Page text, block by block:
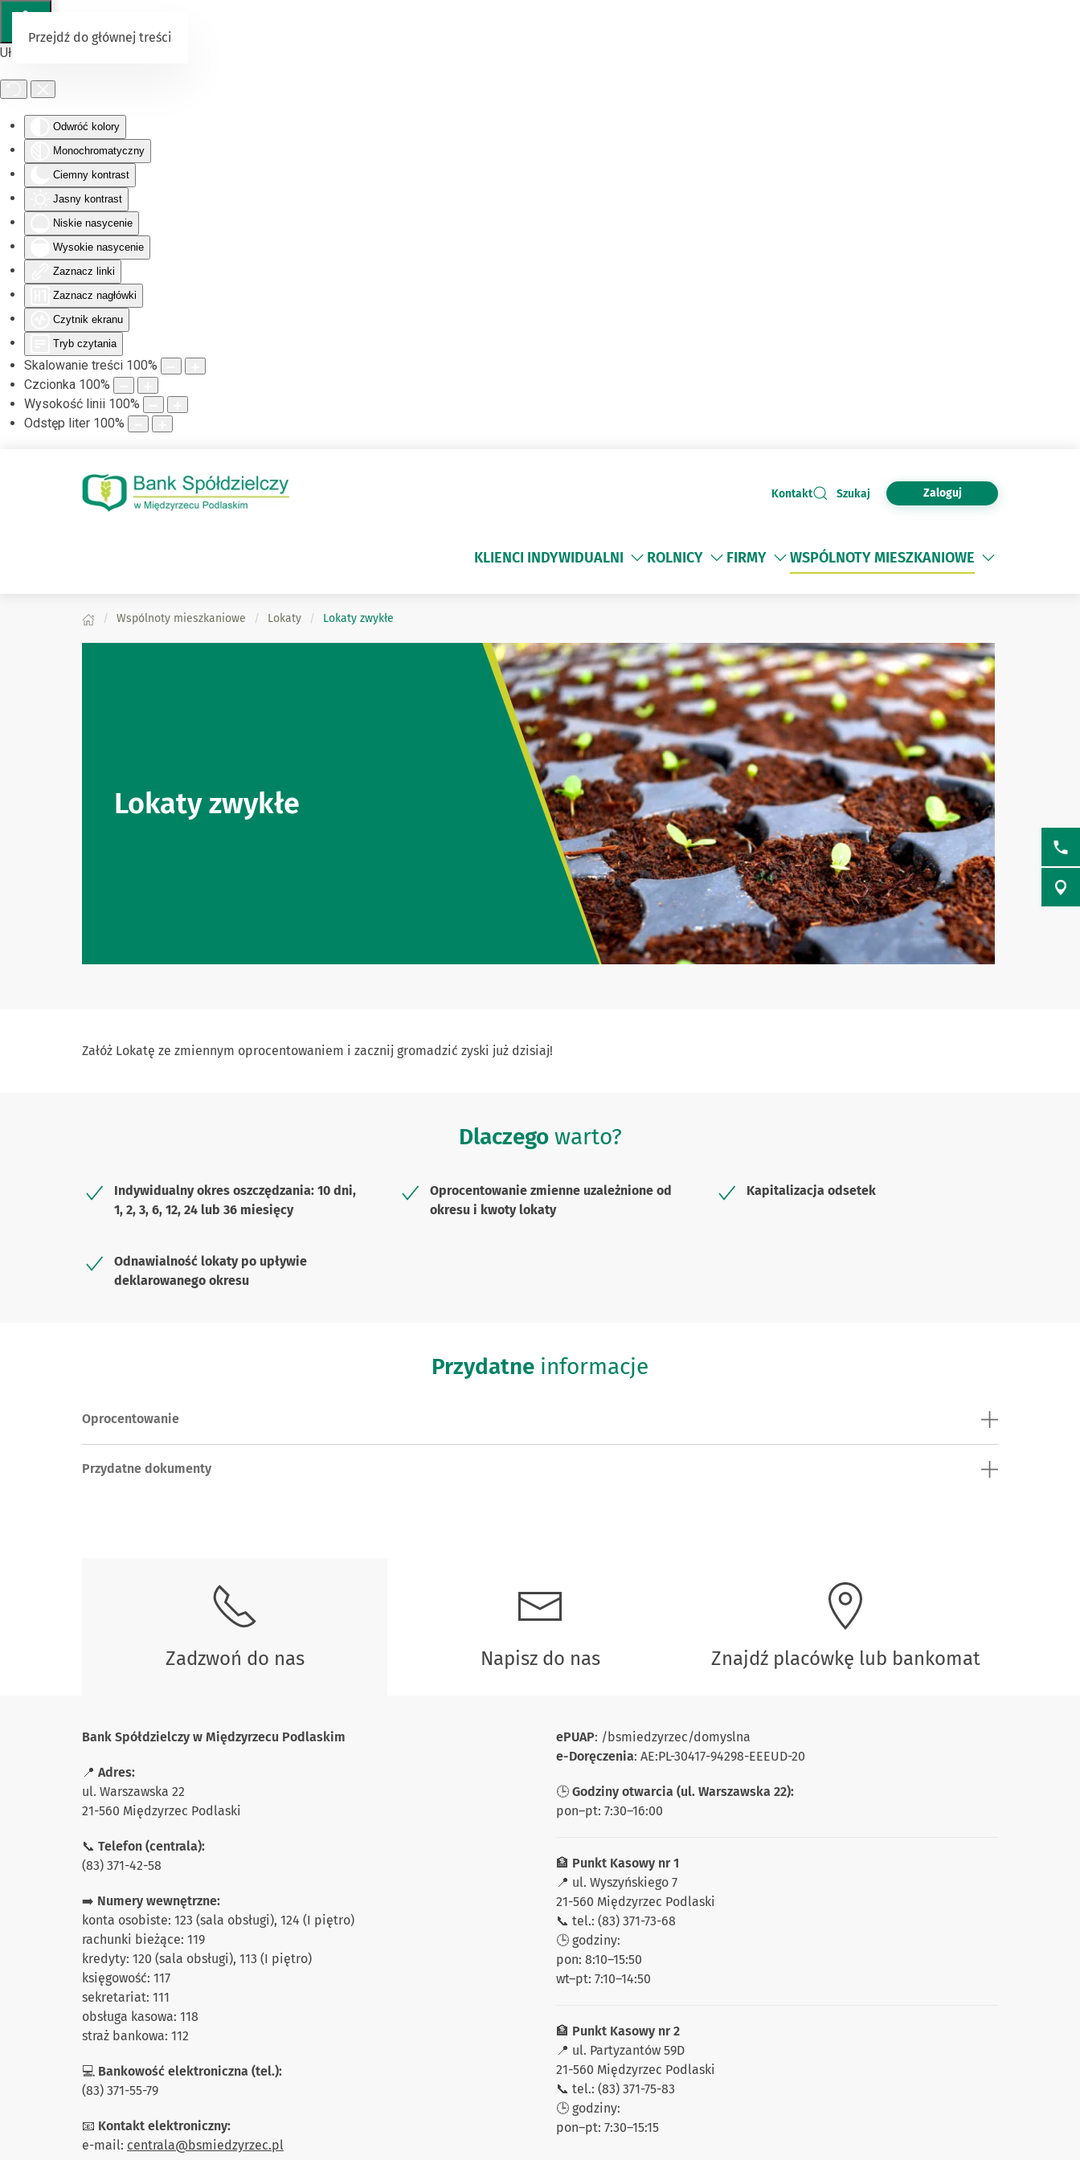
Ułatwienia dostępu
Odwróć kolory
Monochromatyczny
Ciemny kontrast
Jasny kontrast
Niskie nasycenie
Wysokie nasycenie
Zaznacz linki
Zaznacz nagłówki
Czytnik ekranu
Tryb czytania
Skalowanie treści 100%
Czcionka 100%
Wysokość linii 100%
Odstęp liter 100%
Przejdź do głównej treści
Kontakt Szukaj Zaloguj
KLIENCI INDYWIDUALNI ROLNICY FIRMY WSPÓLNOTY MIESZKANIOWE
Wspólnoty mieszkaniowe Lokaty Lokaty zwykłe
Lokaty zwykłe
Załóż Lokatę ze zmiennym oprocentowaniem i zacznij gromadzić zyski już dzisiaj!
Dlaczegowarto?
Indywidualny okres oszczędzania: 10 dni,
1, 2, 3, 6, 12, 24 lub 36 miesięcy
Oprocentowanie zmienne uzależnione od
okresu i kwoty lokaty
Kapitalizacja odsetek
Odnawialność lokaty po upływie
deklarowanego okresu
Przydatne informacje
Oprocentowanie
Przydatne dokumenty
Zadzwoń do nas Napisz do nas Znajdź placówkę lub bankomat
Bank Spółdzielczy w Międzyrzecu Podlaskim
📍 Adres:
ul. Warszawska 22
21-560 Międzyrzec Podlaski
📞 Telefon (centrala):
(83) 371-42-58
➡️ Numery wewnętrzne:
konta osobiste: 123 (sala obsługi), 124 (I piętro)
rachunki bieżące: 119
kredyty: 120 (sala obsługi), 113 (I piętro)
księgowość: 117
sekretariat: 111
obsługa kasowa: 118
straż bankowa: 112
💻 Bankowość elektroniczna (tel.):
(83) 371-55-79
📧 Kontakt elektroniczny:
e-mail: centrala@bsmiedzyrzec.pl
ePUAP: /bsmiedzyrzec/domyslna
e-Doręczenia: AE:PL-30417-94298-EEEUD-20
🕒 Godziny otwarcia (ul. Warszawska 22):
pon–pt: 7:30–16:00
🏦 Punkt Kasowy nr 1
📍 ul. Wyszyńskiego 7
21-560 Międzyrzec Podlaski
📞 tel.: (83) 371-73-68
🕒 godziny:
pon: 8:10–15:50
wt–pt: 7:10–14:50
🏦 Punkt Kasowy nr 2
📍 ul. Partyzantów 59D
21-560 Międzyrzec Podlaski
📞 tel.: (83) 371-75-83
🕒 godziny:
pon–pt: 7:30–15:15